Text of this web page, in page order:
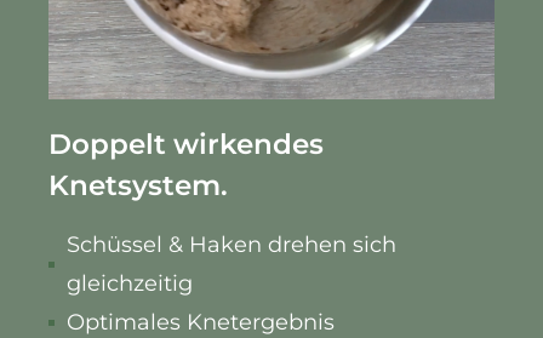
Doppelt wirkendes
Knetsystem.
Schüssel & Haken drehen sich
gleichzeitig
Optimales Knetergebnis